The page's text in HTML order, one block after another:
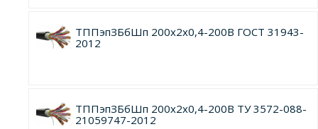
ТППэпЗБбШп 200х2х0,4-200В ГОСТ 31943-
2012
ТППэпЗБбШп 200х2х0,4-200В ТУ 3572-088-
21059747-2012